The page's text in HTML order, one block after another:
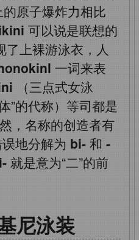
的原子爆炸力相比
可以说是联想的
了上裸游泳衣，人
一词来表
（三点式女泳
体”的代称）等司都是
，名称的创造者有
地分解为 bi- 和 -
就是意为“二”的前
尼泳装